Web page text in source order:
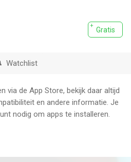
Gratis
Watchlist
via de App Store, bekijk daar altijd
en andere informatie. Je
nodig om apps te installeren.